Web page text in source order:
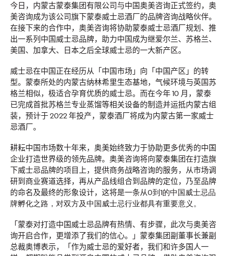
今日，内蒙古蒙泰集团有限公司与中国奥美咨询正式签约，奥
美咨询成为该公司旗下蒙泰威士忌酒厂的品牌咨询战略伙伴。
在接下来的合作中，奥美咨询将协助蒙泰威士忌酒厂规划、推
出一系列中国威士忌品牌，助力中国成为继爱尔兰、苏格兰、
美国、加拿大、日本之后全球威士忌的一大新产区。
威士忌在中国正在经历从「 中国市场」向「 中国产区」的转
型。蒙泰所处的内蒙古纳林希里生态基地，气候环境与英国苏
格兰相似，极适合孕育优质的威士忌。而在今年10 月，蒙泰
已完成首批苏格兰专业蒸馏等相关设备的制造并运抵内蒙古组
装，预计于2022年投产，蒙泰酒厂将成为内蒙古第一家威士
忌酒厂。
耕耘中国市场数十年来，奥美始终致力于协助更多优秀的中国
企业打造世界级的领先品牌。奥美咨询将向蒙泰集团在打造旗
下威士忌品牌的项目上，提供商务战略咨询的服务，从市场调
研到商业赛道选择，再从产品线组合到品牌的定位，乃至品牌
的命名及最终的形象设计，这将是一条从0到1的中国威士忌品
牌孵化之路，对双方及中国威士忌行业都具有重要意义。
「蒙泰对打造中国威士忌品牌有热情、有步骤，此次与奥美咨
询开启合作，更增添了我们的信心。」蒙泰集团副董事长兼副
总裁奥博表示，「作为威士忌的爱好者，我们和许多国人一
新闻
奥美集团中国任命袁勇
为首席执行官
奥美中国
进一步强化集团长期人才发展战略与协同增长模式
More→
新闻
长安汽车携手奥美，共
创全球化品牌传播新格